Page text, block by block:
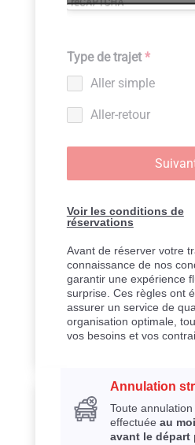
Type de trajet*
Aller simple
Aller-retour
Voir les conditions de
réservations
Avant de réserver votre
connaissance de nos
garantir une expérience
surprise. Ces règles ont
assurer un service de
organisation optimale,
vos besoins et vos
Annulation
Toute
effectuée au
avant le départ